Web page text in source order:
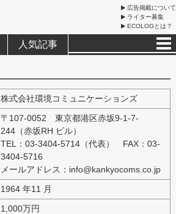
広告掲載について
ライター募集
ECOLOGとは？
人気記事
株式会社環境コミュニケーションズ
〒107-0052 東京都港区赤坂9-1-7-
244（赤坂RH ビル）
TEL：03-3404-5714（代表） FAX：03-
3404-5716
メールアドレス： info@kankyocoms.co.jp
1964 年11 月
1,000万円